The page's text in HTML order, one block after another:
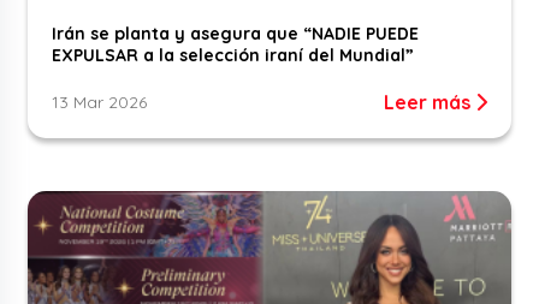
Irán se planta y asegura que “NADIE PUEDE
EXPULSAR a la selección iraní del Mundial”
13 Mar 2026 Leer más